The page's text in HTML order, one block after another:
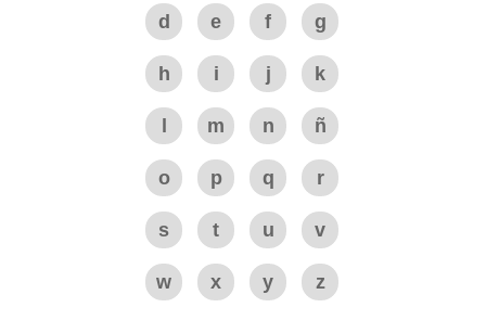
d e f g
h i j k
m n ñ
o p q r
s t u v
w x y z